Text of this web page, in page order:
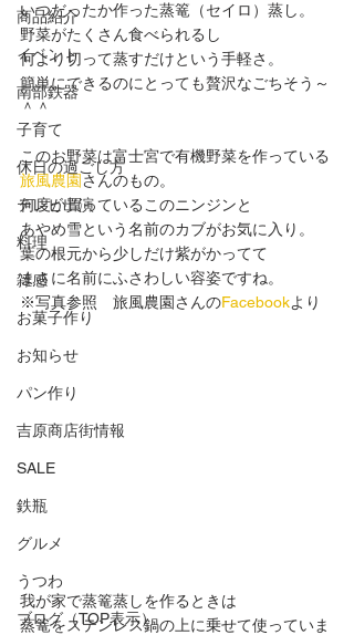
商品紹介
イベント
南部鉄器
子育て
休日の過ごし方
テレビ出演
料理
雑感
お菓子作り
お知らせ
パン作り
吉原商店街情報
SALE
鉄瓶
グルメ
うつわ
ブログ（TOP表示）
いつだったか作った蒸篭（セイロ）蒸し。
野菜がたくさん食べられるし
何より切って蒸すだけという手軽さ。
簡単にできるのにとっても贅沢なごちそう～
＾＾
このお野菜は富士宮で有機野菜を作っている
旅風農園さんのもの。
何度か買っているこのニンジンと
あやめ雪という名前のカブがお気に入り。
葉の根元から少しだけ紫がかってて
まさに名前にふさわしい容姿ですね。
※写真参照　旅風農園さんのFacebookより
我が家で蒸篭蒸しを作るときは
蒸篭をステンレス鍋の上に乗せて使っていま